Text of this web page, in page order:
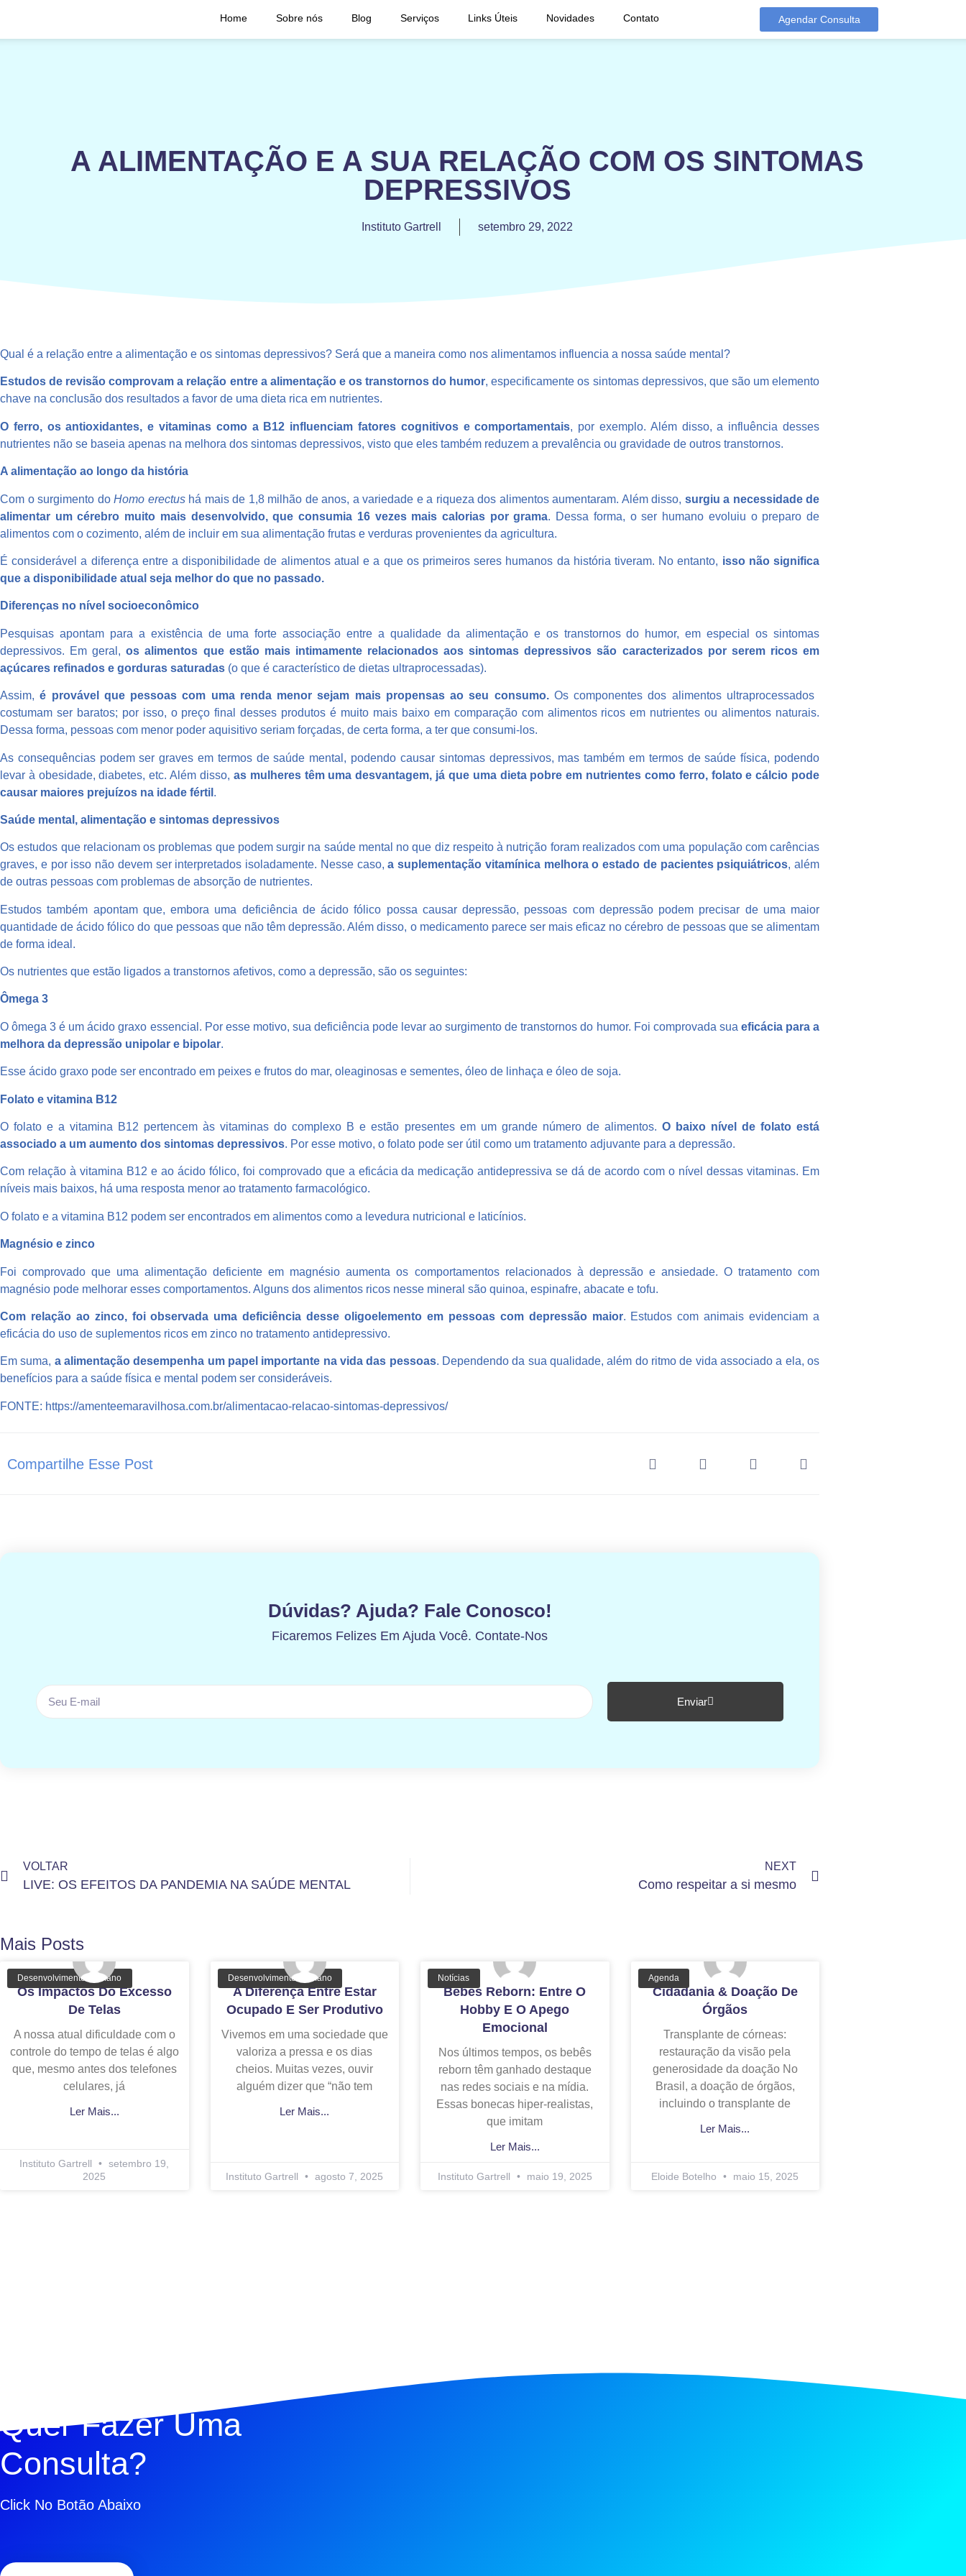
Home Sobre nós Blog Serviços Links Úteis Novidades Contato Agendar Consulta
A ALIMENTAÇÃO E A SUA RELAÇÃO COM OS SINTOMAS
DEPRESSIVOS
Instituto Gartrell setembro 29, 2022
Qual é a relação entre a alimentação e os sintomas depressivos? Será que a maneira como nos alimentamos influencia a nossa saúde mental?
Estudos de revisão comprovam a relação entre a alimentação e os transtornos do humor, especificamente os sintomas depressivos, que são um elemento
chave na conclusão dos resultados a favor de uma dieta rica em nutrientes.
O ferro, os antioxidantes, e vitaminas como a B12 influenciam fatores cognitivos e comportamentais, por exemplo. Além disso, a influência desses
nutrientes não se baseia apenas na melhora dos sintomas depressivos, visto que eles também reduzem a prevalência ou gravidade de outros transtornos.
A alimentação ao longo da história
Com o surgimento do Homo erectushá mais de 1,8 milhão de anos, a variedade e a riqueza dos alimentos aumentaram. Além disso, surgiu a necessidade de
alimentar um cérebro muito mais desenvolvido, que consumia 16 vezes mais calorias por grama. Dessa forma, o ser humano evoluiu o preparo de
alimentos com o cozimento, além de incluir em sua alimentação frutas e verduras provenientes da agricultura.
É considerável a diferença entre a disponibilidade de alimentos atual e a que os primeiros seres humanos da história tiveram. No entanto, isso não significa
que a disponibilidade atual seja melhor do que no passado.
Diferenças no nível socioeconômico
Pesquisas apontam para a existência de uma forte associação entre a qualidade da alimentação e os transtornos do humor, em especial os sintomas
depressivos. Em geral,os alimentos que estão mais intimamente relacionados aos sintomas depressivos são caracterizados por serem ricos em
açúcares refinados e gorduras saturadas (o que é característico de dietas ultraprocessadas).
Assim,é provável que pessoas com uma renda menor sejam mais propensas ao seu consumo.Os componentes dos alimentos ultraprocessados ​​
costumam ser baratos; por isso, o preço final desses produtos é muito mais baixo em comparação com alimentos ricos em nutrientes ou alimentos naturais.
Dessa forma, pessoas com menor poder aquisitivo seriam forçadas, de certa forma, a ter que consumi-los.
As consequências podem ser graves em termos de saúde mental, podendo causar sintomas depressivos, mas também em termos de saúde física, podendo
levar à obesidade, diabetes, etc. Além disso, as mulheres têm uma desvantagem, já que uma dieta pobre em nutrientes como ferro, folato e cálcio pode
causar maiores prejuízos na idade fértil .
Saúde mental, alimentação e sintomas depressivos
Os estudos que relacionam os problemas que podem surgir na saúde mental no que diz respeito à nutrição foram realizados com uma população com carências
graves, e por isso não devem ser interpretados isoladamente. Nesse caso,a suplementação vitamínica melhora o estado de pacientes psiquiátricos, além
de outras pessoas com problemas de absorção de nutrientes.
Estudos também apontam que, embora uma deficiência de ácido fólico possa causar depressão, pessoas com depressão podem precisar de uma maior
quantidade de ácido fólico do que pessoas que não têm depressão. Além disso, o medicamento parece ser mais eficaz no cérebro de pessoas que se alimentam
de forma ideal.
Os nutrientes que estão ligados a transtornos afetivos, como a depressão, são os seguintes:
Ômega 3
O ômega 3 é um ácido graxo essencial. Por esse motivo, sua deficiência pode levar ao surgimento de transtornos do humor. Foi comprovada sua eficácia para a
melhora da depressão unipolar e bipolar.
Esse ácido graxo pode ser encontrado em peixes e frutos do mar, oleaginosas e sementes, óleo de linhaça e óleo de soja.
Folato e vitamina B12
O folato e a vitamina B12 pertencem às vitaminas do complexo B e estão presentes em um grande número de alimentos. O baixo nível de folato está
associado a um aumento dos sintomas depressivos. Por esse motivo, o folato pode ser útil como um tratamento adjuvante para a depressão.
Com relação à vitamina B12 e ao ácido fólico, foi comprovado que a eficácia da medicação antidepressiva se dá de acordo com o nível dessas vitaminas. Em
níveis mais baixos, há uma resposta menor ao tratamento farmacológico.
O folato e a vitamina B12 podem ser encontrados em alimentos como a levedura nutricional e laticínios.
Magnésio e zinco
Foi comprovado que uma alimentação deficiente em magnésio aumenta os comportamentos relacionados à depressão e ansiedade. O tratamento com
magnésio pode melhorar esses comportamentos. Alguns dos alimentos ricos nesse mineral são quinoa, espinafre, abacate e tofu.
Com relação ao zinco, foi observada uma deficiência desse oligoelemento em pessoas com depressão maior. Estudos com animais evidenciam a
eficácia do uso de suplementos ricos em zinco no tratamento antidepressivo.
Em suma, a alimentação desempenha um papel importante na vida das pessoas. Dependendo da sua qualidade, além do ritmo de vida associado a ela, os
benefícios para a saúde física e mental podem ser consideráveis.
FONTE: https://amenteemaravilhosa.com.br/alimentacao-relacao-sintomas-depressivos/
Compartilhe Esse Post
Dúvidas? Ajuda? Fale Conosco!
Ficaremos Felizes Em Ajuda Você. Contate-Nos
Enviar
VOLTAR
LIVE: OS EFEITOS DA PANDEMIA NA SAÚDE MENTAL
NEXT
Como respeitar a si mesmo
Mais Posts
Desenvolvimento Humano
Os Impactos Do Excesso
De Telas
A nossa atual dificuldade com o
controle do tempo de telas é algo
que, mesmo antes dos telefones
celulares, já
Ler Mais...
Instituto Gartrell
setembro 19,
2025
Desenvolvimento Humano
A Diferença Entre Estar
Ocupado E Ser Produtivo
Vivemos em uma sociedade que
valoriza a pressa e os dias
cheios. Muitas vezes, ouvir
alguém dizer que “não tem
Ler Mais...
Instituto Gartrell agosto 7, 2025
Notícias
Bebês Reborn: Entre O
Hobby E O Apego
Emocional
Nos últimos tempos, os bebês
reborn têm ganhado destaque
nas redes sociais e na mídia.
Essas bonecas hiper-realistas,
que imitam
Ler Mais...
Instituto Gartrell maio 19, 2025
Agenda
Cidadania & Doação De
Órgãos
Transplante de córneas:
restauração da visão pela
generosidade da doação No
Brasil, a doação de órgãos,
incluindo o transplante de
Ler Mais...
Eloide Botelho maio 15, 2025
Quer Fazer Uma
Consulta?
Click No Botão Abaixo